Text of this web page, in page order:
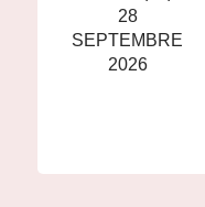
28
SEPTEMBRE
2026